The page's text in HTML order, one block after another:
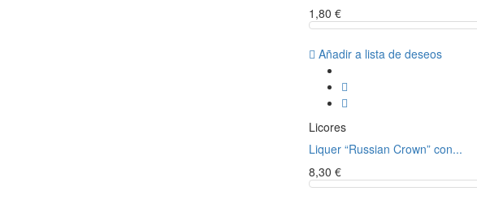
1,80 €
Añadir a lista de deseos
Licores
Liquer “Russian Crown” con...
8,30 €